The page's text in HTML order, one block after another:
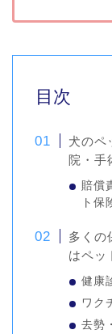
目次
犬のペ
院・手
賠償
ト保
多くの
はペッ
健康
ワク
去勢